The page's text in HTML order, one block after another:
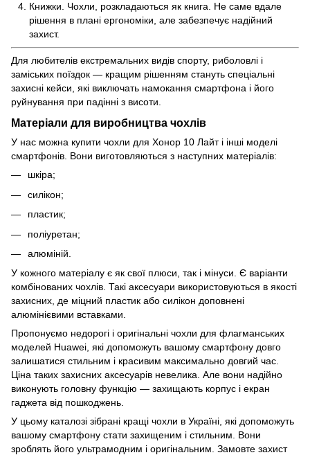
Книжки. Чохли, розкладаються як книга. Не саме вдале
рішення в плані ергономіки, але забезпечує надійний
захист.
Для любителів екстремальних видів спорту, риболовлі і
заміських поїздок — кращим рішенням стануть спеціальні
захисні кейси, які виключать намокання смартфона і його
руйнування при падінні з висоти.
Матеріали для виробництва чохлів
У нас можна купити чохли для Хонор 10 Лайт і інші моделі
смартфонів. Вони виготовляються з наступних матеріалів:
шкіра;
силікон;
пластик;
поліуретан;
алюміній.
У кожного матеріалу є як свої плюси, так і мінуси. Є варіанти
комбінованих чохлів. Такі аксесуари використовуються в якості
захисних, де міцний пластик або силікон доповнені
алюмінієвими вставками.
Пропонуємо недорогі і оригінальні чохли для флагманських
моделей Huawei, які допоможуть вашому смартфону довго
залишатися стильним і красивим максимально довгий час.
Ціна таких захисних аксесуарів невелика. Але вони надійно
виконують головну функцію — захищають корпус і екран
гаджета від пошкоджень.
У цьому каталозі зібрані кращі чохли в Україні, які допоможуть
вашому смартфону стати захищеним і стильним. Вони
зроблять його ультрамодним і оригінальним. Замовте захист